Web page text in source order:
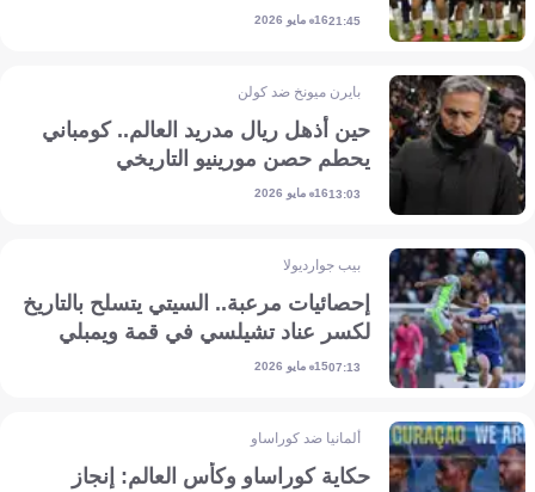
21:4516 مايو 2026
بايرن ميونخ ضد كولن
حين أذهل ريال مدريد العالم.. كومباني
يحطم حصن مورينيو التاريخي
13:0316 مايو 2026
بيب جوارديولا
إحصائيات مرعبة.. السيتي يتسلح بالتاريخ
لكسر عناد تشيلسي في قمة ويمبلي
07:1315 مايو 2026
ألمانيا ضد كوراساو
حكاية كوراساو وكأس العالم: إنجاز